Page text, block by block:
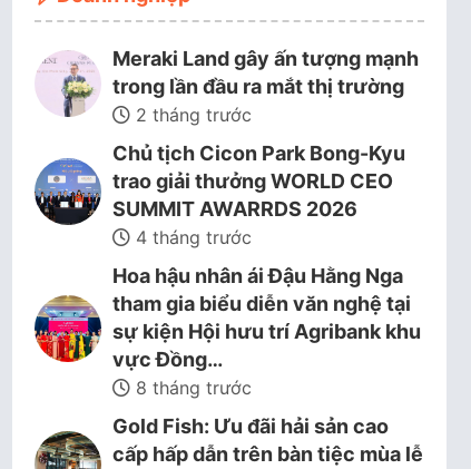
Meraki Land gây ấn tượng mạnh
trong lần đầu ra mắt thị trường
2 tháng trước
Chủ tịch Cicon Park Bong-Kyu
trao giải thưởng WORLD CEO
SUMMIT AWARRDS 2026
4 tháng trước
Hoa hậu nhân ái Đậu Hằng Nga
tham gia biểu diễn văn nghệ tại
sự kiện Hội hưu trí Agribank khu
vực Đồng…
8 tháng trước
Gold Fish: Ưu đãi hải sản cao
cấp hấp dẫn trên bàn tiệc mùa lễ